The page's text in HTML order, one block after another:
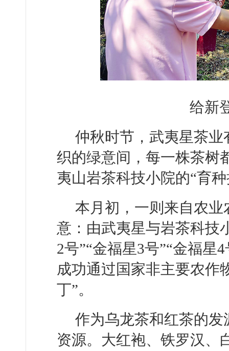
给新
仲秋时节，武夷星茶
织的绿意间，每一株茶
夷山岩茶科技小院的“育
本月初，一则来自农
意：由武夷星与岩茶科技
2号”“金福星3号”“金福星
成功通过国家非主要农作
丁”。
作为乌龙茶和红茶的
资源。大红袍、铁罗汉、